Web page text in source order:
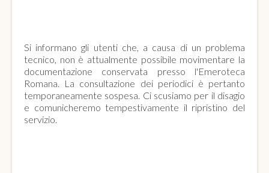
Si informano gli utenti che, a causa di un problema
tecnico, non è attualmente possibile movimentare la
documentazione conservata presso l'Emeroteca
Romana. La consultazione dei periodici è pertanto
temporaneamente sospesa. Ci scusiamo per il disagio
e comunicheremo tempestivamente il ripristino del
servizio.